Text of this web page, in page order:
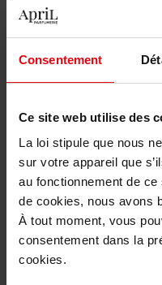
Consentement
Ce site web utilise des
La loi stipule que nous
sur votre appareil que
au fonctionnement de
de cookies, nous avons
À tout moment, vous
consentement dans la
cookies.
Gratis verpakking
Beschrijving
Gebruiksadvies
Karakteristieken